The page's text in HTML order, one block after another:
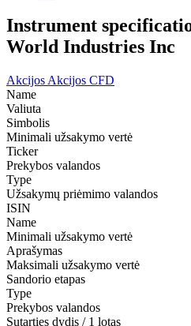
Instrument
World Industries Inc
Akcijos Akcijos CFD
Name
Valiuta
Simbolis
Minimali užsakymo vertė
Ticker
Prekybos valandos
Type
Užsakymų priėmimo valandos
ISIN
Name
Minimali užsakymo vertė
Aprašymas
Maksimali užsakymo vertė
Sandorio etapas
Type
Prekybos valandos
Sutarties dydis / 1 lotas